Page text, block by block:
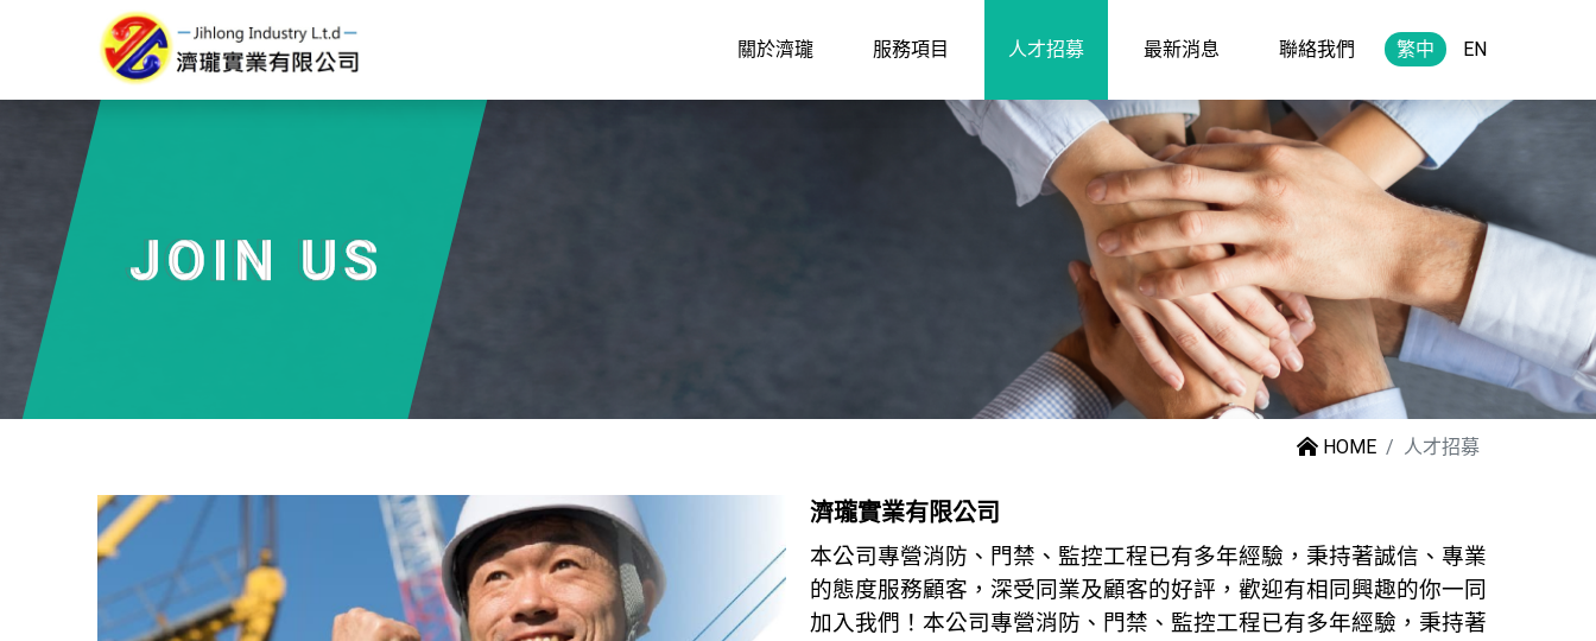
關於濟瓏 服務項目 人才招募 最新消息 聯絡我們 繁中 EN
HOME 人才招募
濟瓏實業有限公司
本公司專營消防、門禁、監控工程已有多年經驗，秉持著誠信、專業
的態度服務顧客，深受同業及顧客的好評，歡迎有相同興趣的你一同
加入我們！本公司專營消防、門禁、監控工程已有多年經驗，秉持著